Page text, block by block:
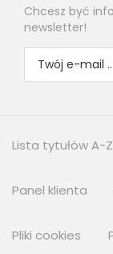
Chcesz być
newsletter!
Lista tytułów A-Z
Panel klienta
Pliki cookies